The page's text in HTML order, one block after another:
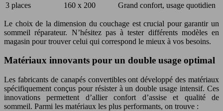
3 places
160 x 200 Grand confort, usage quotidien
Le choix de la dimension du couchage est crucial pour garantir un
sommeil réparateur. N’hésitez pas à tester différents modèles en
magasin pour trouver celui qui correspond le mieux à vos besoins.
Matériaux innovants pour un double usage optimal
Les fabricants de canapés convertibles ont développé des matériaux
spécifiquement conçus pour résister à un double usage intensif. Ces
innovations permettent d’allier confort d’assise et qualité de
sommeil. Parmi les matériaux les plus performants, on trouve :